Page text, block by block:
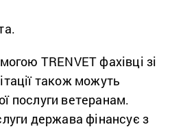
.
TRENVETфахівці зі
також можуть
послуги ветеранам.
держава фінансує з